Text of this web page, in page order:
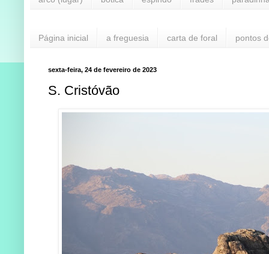
Página inicial a freguesia carta de foral pontos
sexta-feira, 24 de fevereiro de 2023
S. Cristóvão